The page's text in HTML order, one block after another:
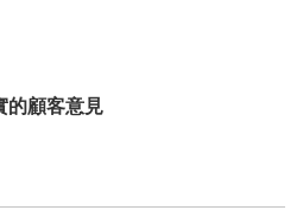
的顧客意見